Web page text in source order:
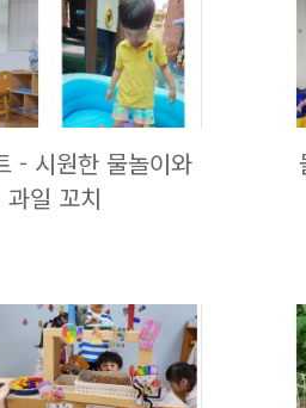
- 시원한 물놀이와
일 꼬치